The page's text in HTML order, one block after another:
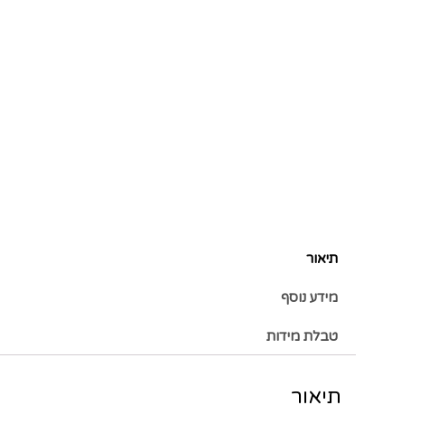
תיאור
מידע נוסף
טבלת מידות
תיאור